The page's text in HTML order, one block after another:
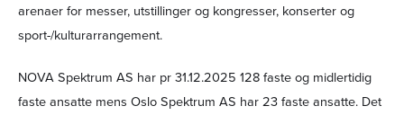
arenaer for messer, utstillinger og kongresser, konserter og
sport-/kulturarrangement.
NOVA Spektrum AS har pr 31.12.2025 128 faste og midlertidig
faste ansatte mens Oslo Spektrum AS har 23 faste ansatte. Det